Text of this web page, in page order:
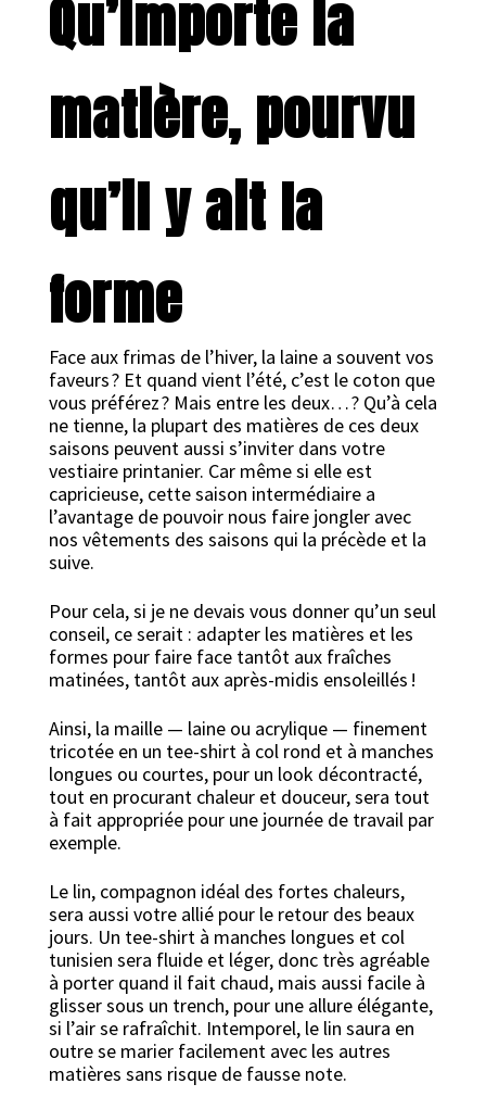
Qu’importe la
matière, pourvu
qu’il y ait la
forme
Face aux frimas de l’hiver, la laine a souvent vos
faveurs ? Et quand vient l’été, c’est le coton que
vous préférez ? Mais entre les deux… ? Qu’à cela
ne tienne, la plupart des matières de ces deux
saisons peuvent aussi s’inviter dans votre
vestiaire printanier. Car même si elle est
capricieuse, cette saison intermédiaire a
l’avantage de pouvoir nous faire jongler avec
nos vêtements des saisons qui la précède et la
suive.
Pour cela, si je ne devais vous donner qu’un seul
conseil, ce serait : adapter les matières et les
formes pour faire face tantôt aux fraîches
matinées, tantôt aux après-midis ensoleillés !
Ainsi, la maille — laine ou acrylique — finement
tricotée en un tee-shirt à col rond et à manches
longues ou courtes, pour un look décontracté,
tout en procurant chaleur et douceur, sera tout
à fait appropriée pour une journée de travail par
exemple.
Le lin, compagnon idéal des fortes chaleurs,
sera aussi votre allié pour le retour des beaux
jours. Un tee-shirt à manches longues et col
tunisien sera fluide et léger, donc très agréable
à porter quand il fait chaud, mais aussi facile à
glisser sous un trench, pour une allure élégante,
si l’air se rafraîchit. Intemporel, le lin saura en
outre se marier facilement avec les autres
matières sans risque de fausse note.